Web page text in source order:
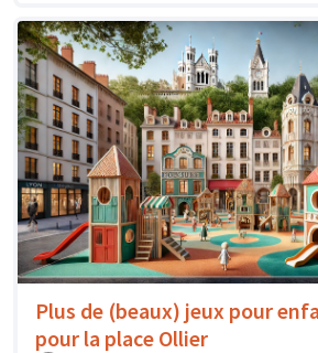
Plus de (beaux) jeux pour
pour la place Ollier